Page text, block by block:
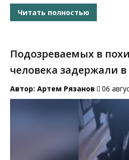
Читать полностью
Подозреваемых в
человека задержали
Автор: Артем Рязанов 06